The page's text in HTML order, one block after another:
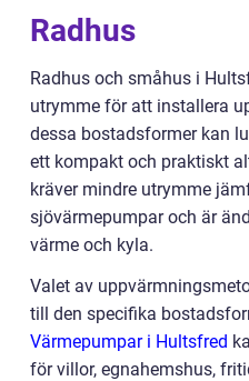
Radhus
Radhus och småhus i
utrymme för att installera
dessa bostadsformer kan
ett kompakt och praktiskt
kräver mindre utrymme
sjövärmepumpar och är
värme och kyla.
Valet av
till den specifika
Värmepumpar i Hultsfred
för villor, egnahemshus,